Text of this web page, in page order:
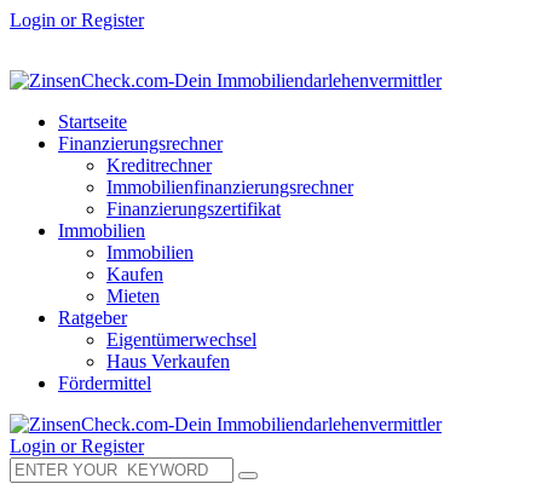
Login or Register
Startseite
Finanzierungsrechner
Kreditrechner
Immobilienfinanzierungsrechner
Finanzierungszertifikat
Immobilien
Immobilien
Kaufen
Mieten
Ratgeber
Eigentümerwechsel
Haus Verkaufen
Fördermittel
Login or Register